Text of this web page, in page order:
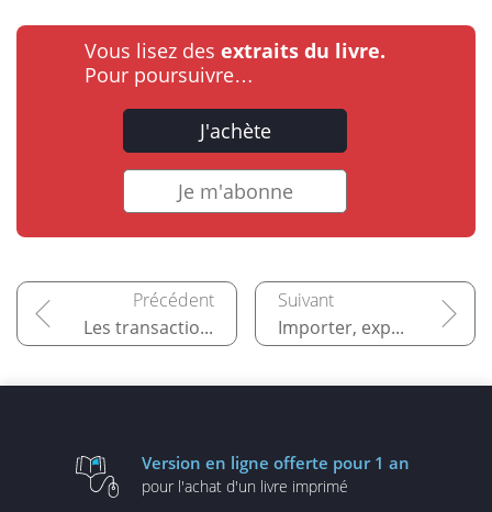
Vous lisez des extraits du livre.
Pour poursuivre…
J'achète
Je m'abonne
Les transactions multidocuments Importer, exporter et restaurer des données
Version en ligne offerte pour 1 an
pour l'achat d'un livre imprimé